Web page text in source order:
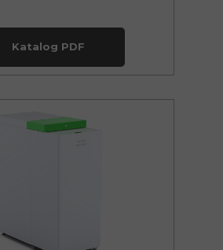
Katalog PDF